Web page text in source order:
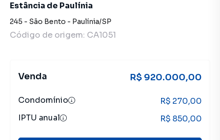
Estância de Paulínia
245 - São Bento - Paulínia/SP
Código de origem: CA1051
Venda R$ 920.000,00
Condomínio
R$ 270,00
IPTU anual
R$ 850,00